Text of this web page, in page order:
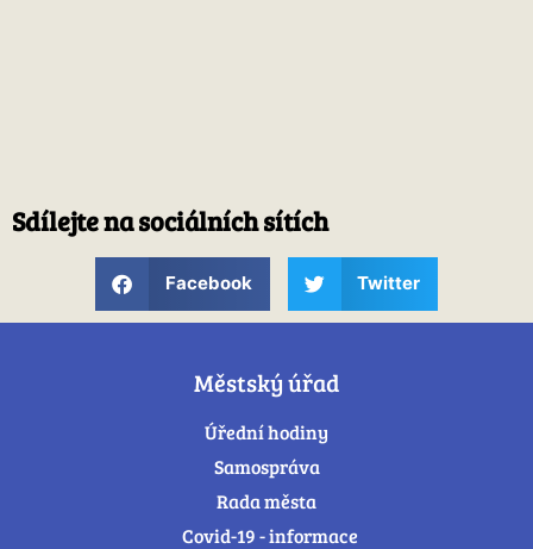
Sdílejte na sociálních sítích
Facebook Twitter
Městský úřad
Úřední hodiny
Samospráva
Rada města
Covid-19 - informace